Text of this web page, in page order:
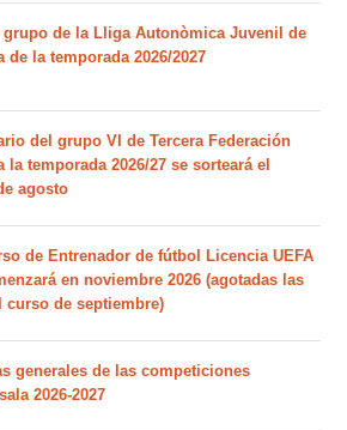
grupo de la Lliga Autonòmica Juvenil de
de la temporada 2026/2027
del grupo VI de Tercera Federación
la temporada 2026/27 se sorteará el
agosto
de Entrenador de fútbol Licencia UEFA
en noviembre 2026 (agotadas las
curso de septiembre)
generales de las competiciones
2026-2027